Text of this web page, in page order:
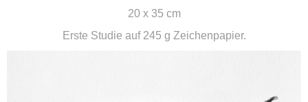
20 x 35 cm
Erste Studie auf 245 g Zeichenpapier.